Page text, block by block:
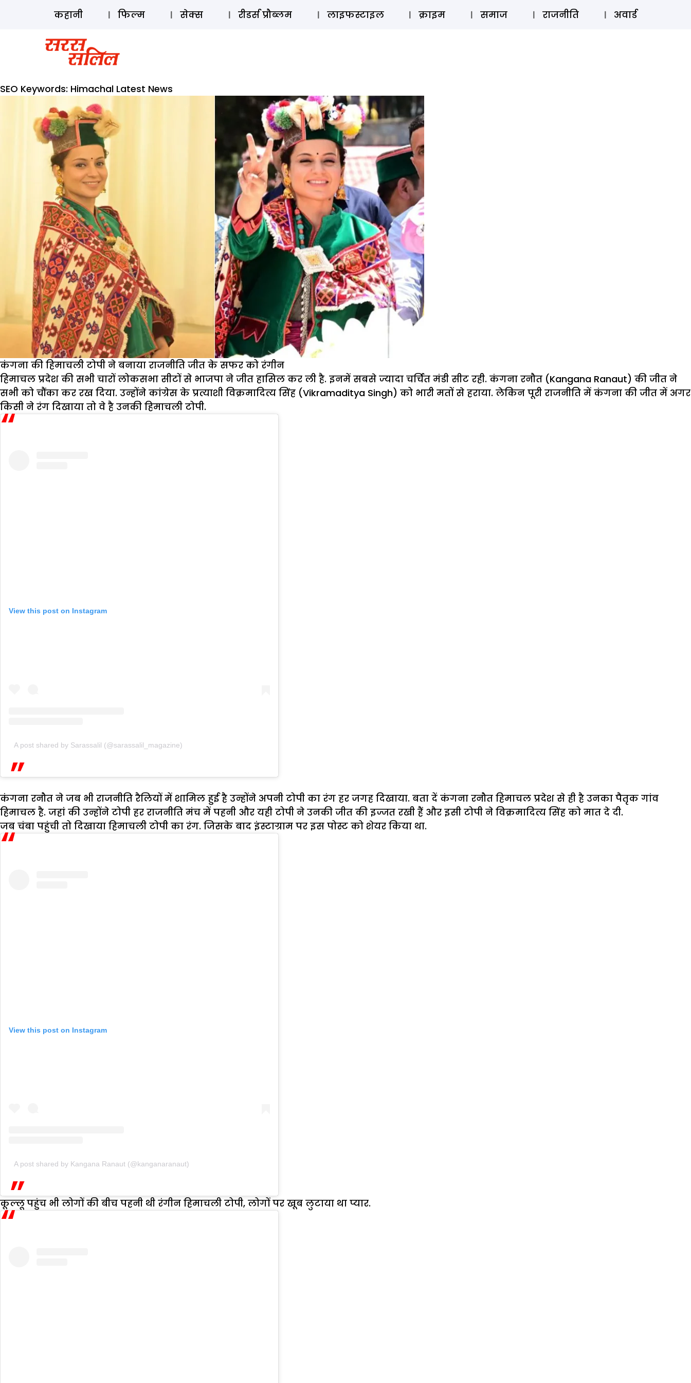
ऑडियो स्टोरी लॉग इन ⚲ SUBSCRIBE
कहानी फिल्म सेक्स रीडर्स प्रौब्लम लाइफस्टाइल क्राइम समाज राजनीति अवार्ड
SEO Keywords: Himachal Latest News
कंगना की हिमाचली टोपी ने बनाया राजनीति जीत के सफर को रंगीन
हिमाचल प्रदेश की सभी चारों लोकसभा सीटों से भाजपा ने जीत हासिल कर ली है. इनमें सबसे ज्यादा चर्चित मंडी सीट रही. कंगना रनौत (Kangana Ranaut) की जीत ने
सभी को चौंका कर रख दिया. उन्होंने कांग्रेस के प्रत्याशी विक्रमादित्य सिंह (Vikramaditya Singh) को भारी मतों से हराया. लेकिन पूरी राजनीति में कंगना की जीत में अगर
किसी ने रंग दिखाया तो वे है उनकी हिमाचली टोपी.
View this post on Instagram
A post shared by Sarassalil (@sarassalil_magazine)
कंगना रनौत ने जब भी राजनीति रैलियों में शामिल हुई है उन्होंने अपनी टोपी का रंग हर जगह दिखाया. बता दें कंगना रनौत हिमाचल प्रदेश से ही है उनका पैतृक गांव
हिमाचल है. जहां की उन्होंने टोपी हर राजनीति मंच में पहनी और यही टोपी ने उनकी जीत की इज्जत रखी हैं और इसी टोपी ने विक्रमादित्य सिंह को मात दे दी.
जब चंबा पहुंची तो दिखाया हिमाचली टोपी का रंग. जिसके बाद इंस्टाग्राम पर इस पोस्ट को शेयर किया था.
View this post on Instagram
A post shared by Kangana Ranaut (@kanganaranaut)
कूल्लू पहुंच भी लोगों की बीच पहनी थी रंगीन हिमाचली टोपी, लोगों पर खूब लुटाया था प्यार.